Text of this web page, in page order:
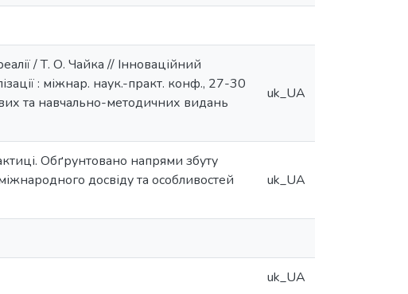
/ Т. О. Чайка // Інноваційний
: міжнар. наук.-практ. конф., 27-30
та навчально-методичних видань
uk_UA
Обґрунтовано напрями збуту
досвіду та особливостей
uk_UA
uk_UA